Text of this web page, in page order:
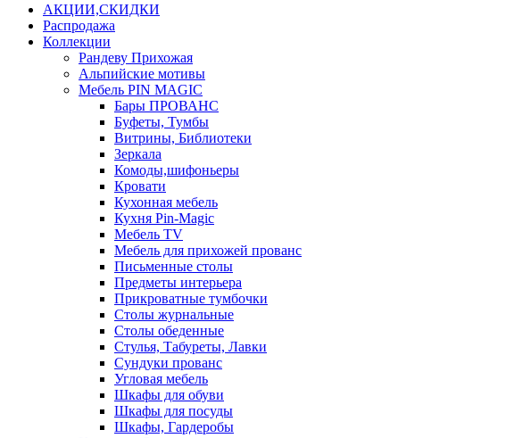
АКЦИИ,СКИДКИ
Распродажа
Коллекции
Рандеву Прихожая
Альпийские мотивы
Мебель PIN MAGIС
Бары ПРОВАНС
Буфеты, Тумбы
Витрины, Библиотеки
Зеркала
Комоды,шифоньеры
Кровати
Кухонная мебель
Кухня Pin-Magic
Мебель TV
Мебель для прихожей прованс
Письменные столы
Предметы интерьера
Прикроватные тумбочки
Столы журнальные
Столы обеденные
Стулья, Табуреты, Лавки
Сундуки прованс
Угловая мебель
Шкафы для обуви
Шкафы для посуды
Шкафы, Гардеробы